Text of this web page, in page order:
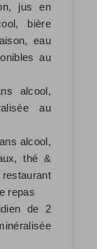
jus en
bière
eau
au
alcool,
au
alcool,
thé &
repas
de 2